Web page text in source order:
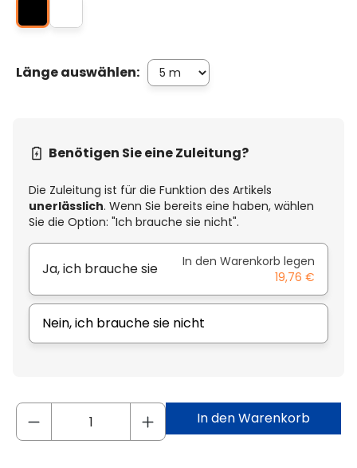
Länge auswählen:
Benötigen Sie eine Zuleitung?
Die Zuleitung ist für die Funktion des Artikels
unerlässlich. Wenn Sie bereits eine haben, wählen
Sie die Option: "Ich brauche sie nicht".
Ja, ich brauche sie
In den Warenkorb legen
19,76 €
Nein, ich brauche sie nicht
In den Warenkorb